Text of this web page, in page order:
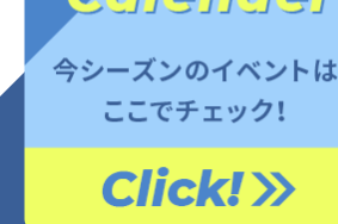
下越エリア スキー・スノボ
感謝の日
1・2月の第4日曜日は「下越エリアスキー・
スノボ感謝の日」小・中学生のリフト券が無
料！1日券・ナイター券のどちらも無料で…